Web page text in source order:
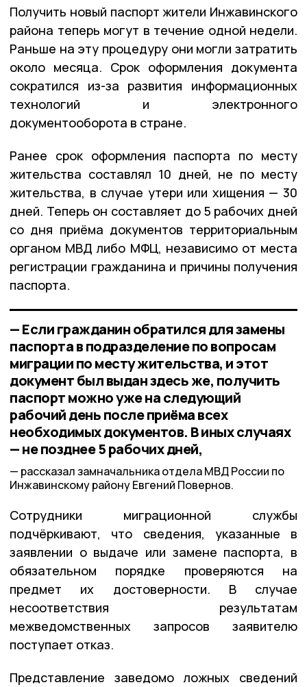
Получить новый паспорт жители Инжавинского
района теперь могут в течение одной недели.
Раньше на эту процедуру они могли затратить
около месяца. Срок оформления документа
сократился из-за развития информационных
технологий и электронного
документооборота в стране.
Ранее срок оформления паспорта по месту
жительства составлял 10 дней, не по месту
жительства, в случае утери или хищения — 30
дней. Теперь он составляет до 5 рабочих дней
со дня приёма документов территориальным
органом МВД либо МФЦ, независимо от места
регистрации гражданина и причины получения
паспорта.
— Если гражданин обратился для замены
паспорта в подразделение по вопросам
миграции по месту жительства, и этот
документ был выдан здесь же, получить
паспорт можно уже на следующий
рабочий день после приёма всех
необходимых документов. В иных случаях
— не позднее 5 рабочих дней,
рассказал замначальника отдела МВД России по
Инжавинскому району Евгений Повернов.
Сотрудники миграционной службы
подчёркивают, что сведения, указанные в
заявлении о выдаче или замене паспорта, в
обязательном порядке проверяются на
предмет их достоверности. В случае
несоответствия результатам
межведомственных запросов заявителю
поступает отказ.
Представление заведомо ложных сведений